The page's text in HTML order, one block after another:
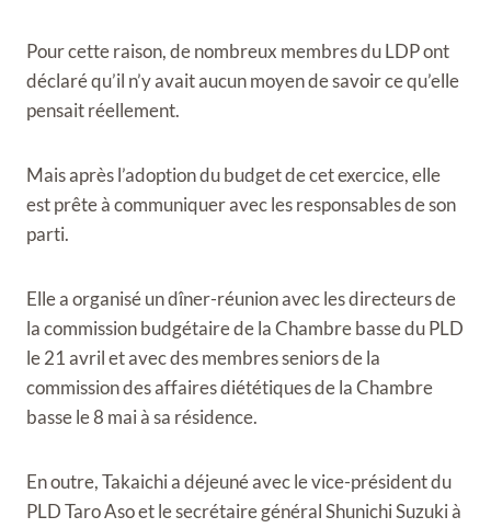
Pour cette raison, de nombreux membres du LDP ont
déclaré qu’il n’y avait aucun moyen de savoir ce qu’elle
pensait réellement.
Mais après l’adoption du budget de cet exercice, elle
est prête à communiquer avec les responsables de son
parti.
Elle a organisé un dîner-réunion avec les directeurs de
la commission budgétaire de la Chambre basse du PLD
le 21 avril et avec des membres seniors de la
commission des affaires diététiques de la Chambre
basse le 8 mai à sa résidence.
En outre, Takaichi a déjeuné avec le vice-président du
PLD Taro Aso et le secrétaire général Shunichi Suzuki à